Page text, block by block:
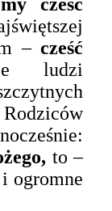
–cześć
ludzi
to –
ogromne